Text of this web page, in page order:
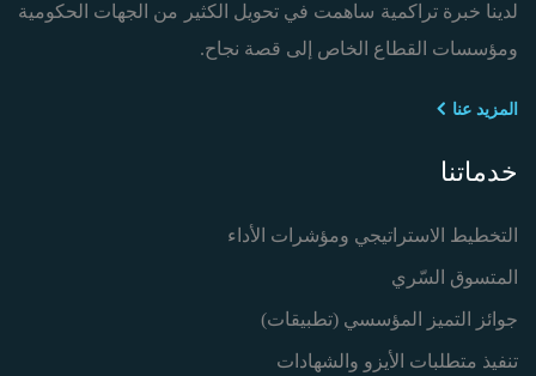
لدينا خبرة تراكمية ساهمت في تحويل الكثير من الجهات الحكومية
ومؤسسات القطاع الخاص إلى قصة نجاح.
المزيد عنا
خدماتنا
التخطيط الاستراتيجي ومؤشرات الأداء
المتسوق السّري
جوائز التميز المؤسسي (تطبيقات)
تنفيذ متطلبات الأيزو والشهادات